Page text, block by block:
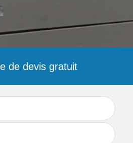
de devis gratuit